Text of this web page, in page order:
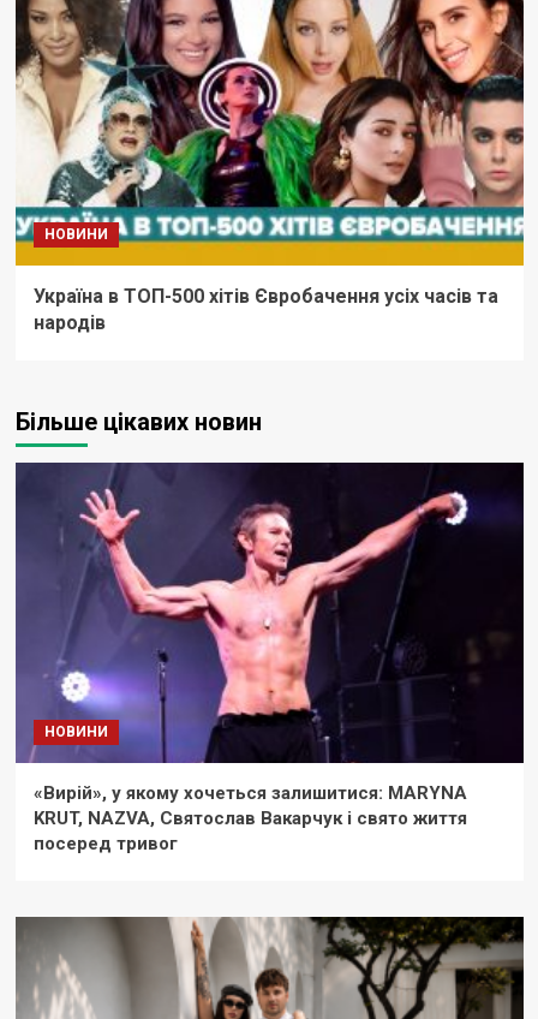
НОВИНИ
Україна в ТОП-500 хітів Євробачення усіх часів та
народів
Більше цікавих новин
НОВИНИ
«Вирій», у якому хочеться залишитися: MARYNA
KRUT, NAZVA, Святослав Вакарчук і свято життя
посеред тривог